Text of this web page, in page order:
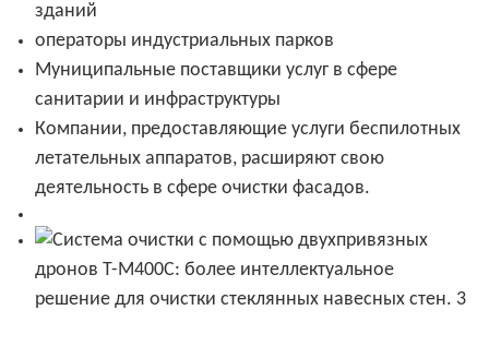
зданий
операторы индустриальных парков
Муниципальные поставщики услуг в сфере
санитарии и инфраструктуры
Компании, предоставляющие услуги беспилотных
летательных аппаратов, расширяют свою
деятельность в сфере очистки фасадов.